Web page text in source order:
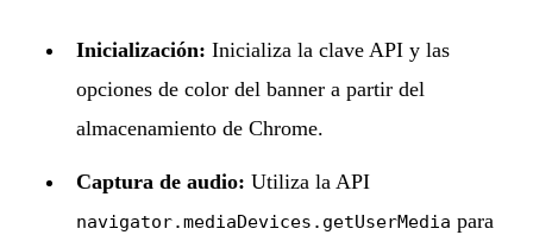
Inicialización: Inicializa la clave API y las
opciones de color del banner a partir del
almacenamiento de Chrome.
Captura de audio: Utiliza la API
navigator.mediaDevices.getUserMedia para